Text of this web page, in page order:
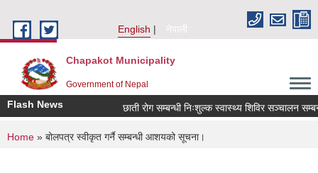
English
नेपाली
Chapakot Municipality
Government of Nepal
Flash News छाती रोग सम्बन्धी निःशुल्क स्वास्थ्य शिविर सञ्चालन
You are here
Home » बोलपत्र स्वीकृत गर्नै सम्बन्धी आशयको सूचना।